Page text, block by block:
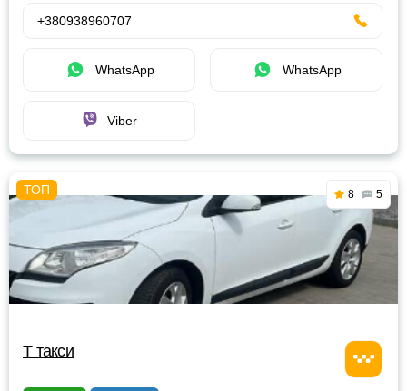
+380938960707
WhatsApp WhatsApp
Viber
8 5
Т такси